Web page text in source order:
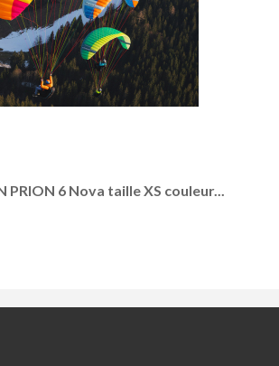
PRION 6 Nova taille XS couleur...